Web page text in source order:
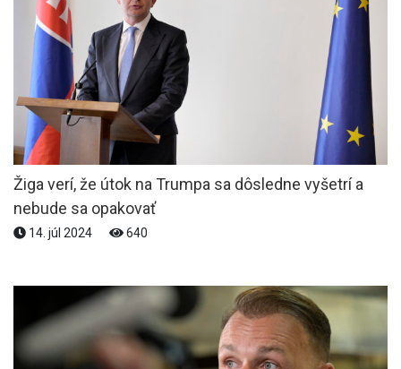
Žiga verí, že útok na Trumpa sa dôsledne vyšetrí a
nebude sa opakovať
14. júl 2024 640